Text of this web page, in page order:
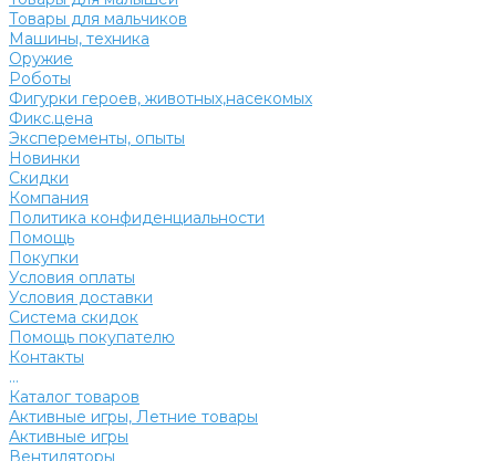
Товары для мальчиков
Машины, техника
Оружие
Роботы
Фигурки героев, животных,насекомых
Фикс.цена
Эксперементы, опыты
Новинки
Скидки
Компания
Политика конфиденциальности
Помощь
Покупки
Условия оплаты
Условия доставки
Система скидок
Помощь покупателю
Контакты
...
Каталог товаров
Активные игры, Летние товары
Активные игры
Вентиляторы